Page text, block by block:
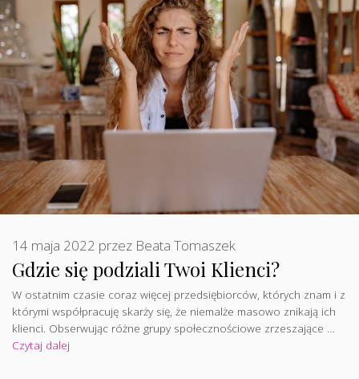
Gdzie się podziali Twoi Klienci?
14 maja 2022 przez Beata Tomaszek
W ostatnim czasie coraz więcej przedsiębiorców, których znam i z
którymi współpracuję skarży się, że niemalże masowo znikają ich
klienci. Obserwując różne grupy społecznościowe zrzeszające …
Czytaj dalej